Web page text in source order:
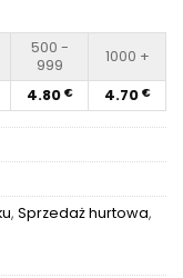
500 -
999
1000 +
4.80 € 4.70 €
, Sprzedaż hurtowa,